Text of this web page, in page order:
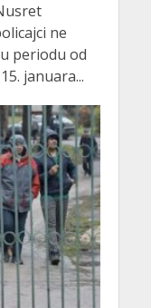
ne
periodu od
januara...